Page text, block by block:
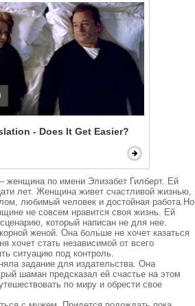
- Does It Get Easier?
женщина по имени Элизабет Гилберт. Ей
лет. Женщина живет счастливой жизнью,
любимый человек и достойная работа.Но
не совсем нравится своя жизнь. Ей
который написан не для нее.
женой. Она больше не хочет казаться
хочет стать независимой от всего
ситуацию под контроль.
задание для издательства. Она
шаман предсказал ей счастье на этом
по миру и обрести свое